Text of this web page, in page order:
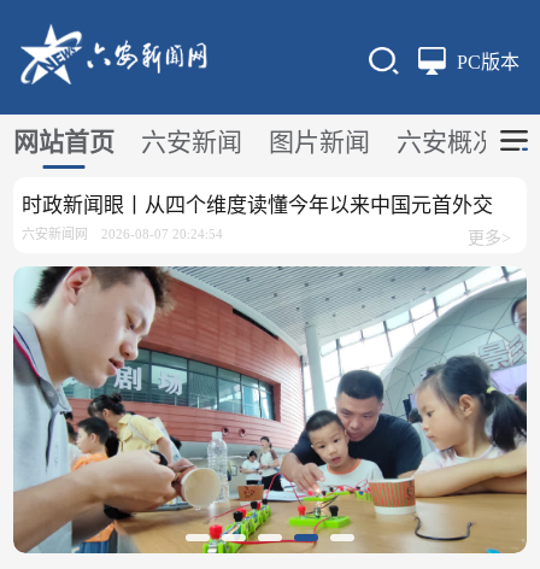
PC版本
网站首页 六安新闻 图片新闻 六安概况
时政新闻眼丨从四个维度读懂今年以来中国元首外交
六安新闻网 2026-08-07 20:24:54 更多>